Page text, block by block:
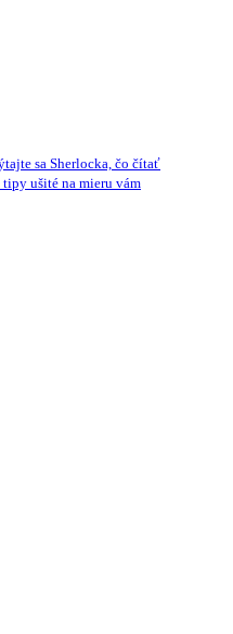
sa Sherlocka, čo čítať
ušité na mieru vám